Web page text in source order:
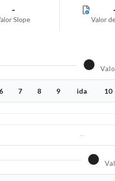
-
Slope Valor
6 7 8 9 ida 10
--